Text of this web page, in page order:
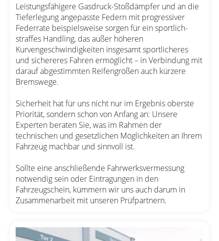
Leistungsfähigere Gasdruck-Stoßdämpfer und an die
Tieferlegung angepasste Federn mit progressiver
Federrate beispielsweise sorgen für ein sportlich-
straffes Handling, das außer höheren
Kurvengeschwindigkeiten insgesamt sportlicheres
und sichereres Fahren ermöglicht – in Verbindung mit
darauf abgestimmten Reifengrößen auch kürzere
Bremswege.
Sicherheit hat für uns nicht nur im Ergebnis oberste
Priorität, sondern schon von Anfang an: Unsere
Experten beraten Sie, was im Rahmen der
technischen und gesetzlichen Möglichkeiten an Ihrem
Fahrzeug machbar und sinnvoll ist.
Sollte eine anschließende Fahrwerksvermessung
notwendig sein oder Eintragungen in den
Fahrzeugschein, kümmern wir uns auch darum in
Zusammenarbeit mit unseren Prüfpartnern.